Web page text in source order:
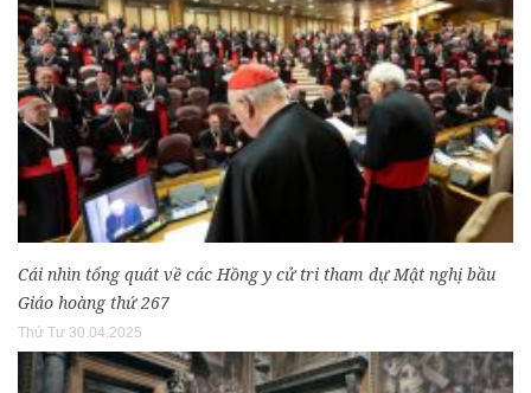
Cái nhìn tổng quát về các Hồng y cử tri tham dự Mật nghị bầu
Giáo hoàng thứ 267
Thứ Tư 30.04.2025